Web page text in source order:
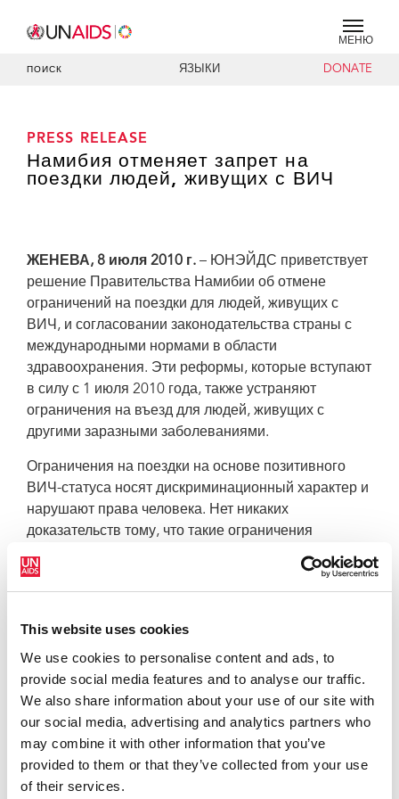
This website uses cookies
We use cookies to personalise content and ads, to
provide social media features and to analyse our traffic.
We also share information about your use of our site with
our social media, advertising and analytics partners who
may combine it with other information that you’ve
provided to them or that they’ve collected from your use
of their services.
МЕНЮ
ПОИСК ЯЗЫКИ DONATE
PRESS RELEASE
Намибия отменяет запрет на
поездки людей, живущих с ВИЧ
ЖЕНЕВА, 8 июля 2010 г. – ЮНЭЙДС приветствует
решение Правительства Намибии об отмене
ограничений на поездки для людей, живущих с
ВИЧ, и согласовании законодательства страны с
международными нормами в области
здравоохранения. Эти реформы, которые вступают
в силу с 1 июля 2010 года, также устраняют
ограничения на въезд для людей, живущих с
другими заразными заболеваниями.
Ограничения на поездки на основе позитивного
ВИЧ-статуса носят дискриминационный характер и
нарушают права человека. Нет никаких
доказательств тому, что такие ограничения
предупреждают передачу ВИЧ или защищают
здоровье населения. Кроме того, ограничения на
поездки в связи с ВИЧ не обоснованы в
ВИЧ, могут иметь длительную и продуктивную
трудовую жизнь.
«Меня радует сегодняшнее заявление Намибии, –
сказал Исполнительный директор ЮНЭЙДС
Мишель Сидибе. – Ограничения на поездки в связи
с ВИЧ не служат никакой цели и препятствуют
осуществлению глобальных мер в ответ на СПИД».